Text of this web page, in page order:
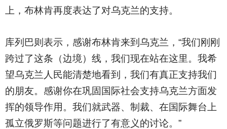
上，布林肯再度表达了对乌克兰的支持。
库列巴则表示，感谢布林肯来到乌克兰，“我们刚刚
跨过了这条（边境）线，我们现在站在这里。我希
望乌克兰人民能清楚地看到，我们有真正支持我们
的朋友。感谢你在巩固国际社会支持乌克兰方面发
挥的领导作用。我们就武器、制裁、在国际舞台上
孤立俄罗斯等问题进行了有意义的讨论。”